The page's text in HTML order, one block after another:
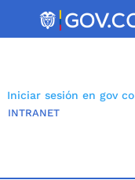
Iniciar sesión en gov co
INTRANET